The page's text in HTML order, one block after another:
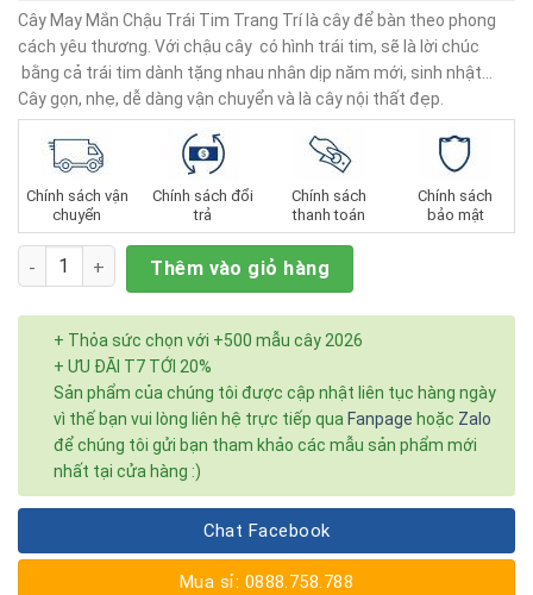
sao
Cây May Mắn Chậu Trái Tim Trang Trí là cây để bàn theo phong
cách yêu thương. Với chậu cây có hình trái tim, sẽ là lời chúc
bằng cả trái tim dành tặng nhau nhân dịp năm mới, sinh nhật…
Cây gọn, nhẹ, dễ dàng vận chuyển và là cây nội thất đẹp.
Chính sách vận
chuyển
Chính sách đổi
trả
Chính sách
thanh toán
Chính sách
bảo mật
Số lượng Thêm vào giỏ hàng
+ Thỏa sức chọn với +500 mẫu cây 2026
+ ƯU ĐÃI T7 TỚI 20%
Sản phẩm của chúng tôi được cập nhật liên tục hàng ngày
vì thế bạn vui lòng liên hệ trực tiếp qua Fanpage hoặc Zalo
để chúng tôi gửi bạn tham khảo các mẫu sản phẩm mới
nhất tại cửa hàng :)
Chat Facebook
Mua sỉ: 0888.758.788